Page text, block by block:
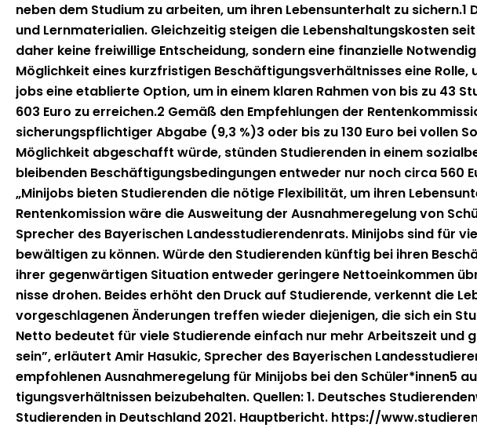
neben dem Studi­um zu arbeit­en, um ihren Leben­sun­ter­halt zu
und Lern­ma­te­ri­alien. Gle­ichzeit­ig steigen die Leben­shal­tungskosten
daher keine frei­willige Entschei­dung, son­dern eine finanzielle
Möglichkeit eines kurzfristi­gen Beschäf­ti­gungsver­hält­niss­es eine
jobs eine etablierte Option, um in einem klaren Rah­men von bis zu 43
603 Euro zu erre­ichen.2 Gemäß den Empfehlun­gen der
sicherungspflichtiger Abgabe (9,3 %)3 oder bis zu 130 Euro bei
Möglichkeit abgeschafft würde, stün­den Studieren­den in einem
bleiben­den Beschäf­ti­gungs­be­din­gun­gen entwed­er nur noch cir­ca 560
„Mini­jobs bieten Studieren­den die nötige Flex­i­bil­ität, um ihren
Rentenkomis­sion wäre die Ausweitung der Aus­nah­meregelung von
Sprech­er des Bay­erischen Lan­desstudieren­den­rats. Mini­jobs sind für
bewälti­gen zu kön­nen. Würde den Studieren­den kün­ftig bei ihren
ihrer gegen­wär­ti­gen Sit­u­a­tion entwed­er gerin­gere Net­toeinkom­men
nisse dro­hen. Bei­des erhöht den Druck auf Studierende, verken­nt die
vorgeschla­ge­nen Änderun­gen tre­f­fen wieder diejeni­gen, die sich ein
Net­to bedeutet für viele Studierende ein­fach nur mehr Arbeit­szeit und
sein”, erläutert Amir Hasu­kic, Sprech­er des Bay­erischen
emp­fohle­nen Aus­nah­meregelung für Mini­jobs bei den Schüler*innen5
ti­gungsver­hält­nis­sen beizube­hal­ten. Quellen: 1. Deutsches
Studieren­den in Deutsch­land 2021. Haupt­bericht. https://